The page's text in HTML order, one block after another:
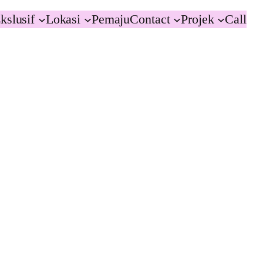
Lokasi PemajuContact Projek Call